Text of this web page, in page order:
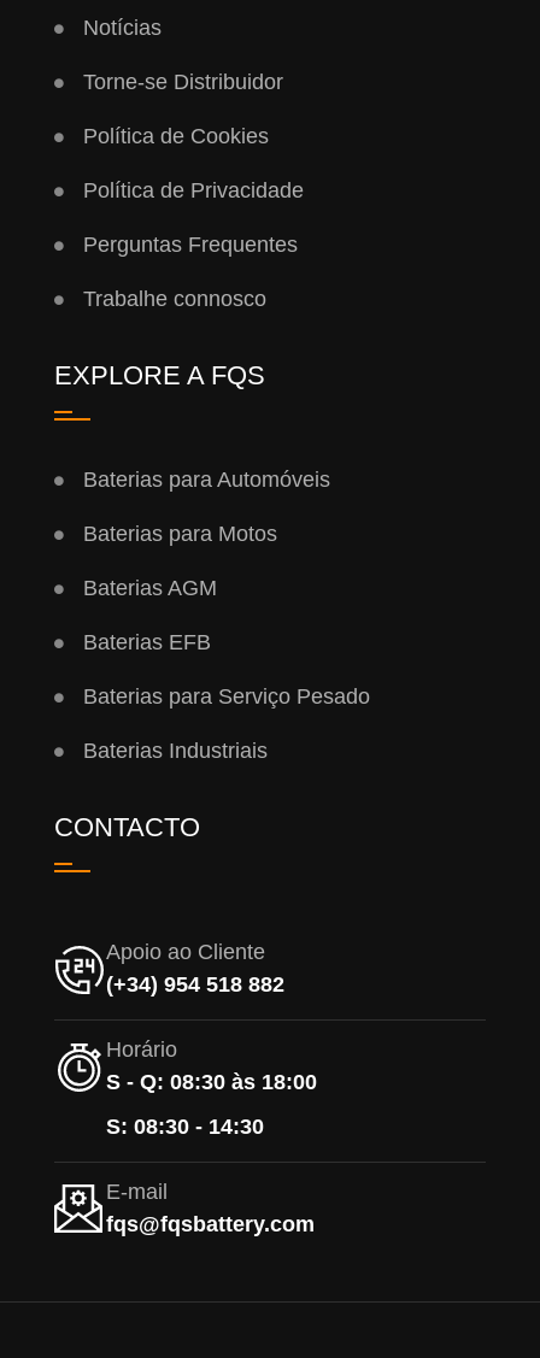
Notícias
Torne-se Distribuidor
Política de Cookies
Política de Privacidade
Perguntas Frequentes
Trabalhe connosco
EXPLORE A FQS
Baterias para Automóveis
Baterias para Motos
Baterias AGM
Baterias EFB
Baterias para Serviço Pesado
Baterias Industriais
CONTACTO
Apoio ao Cliente
(+34) 954 518 882
Horário
S - Q: 08:30 às 18:00
S: 08:30 - 14:30
E-mail
fqs@fqsbattery.com